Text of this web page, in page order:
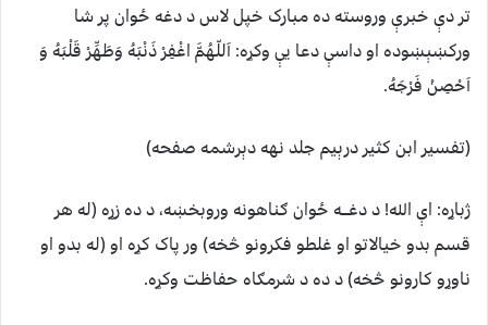
تر دې خبرې وروسته ده مبارک خپل لاس د دغه ځوان پر شا
ورکښېښوده او داسې دعا يې وکړه: اَللّهُمَّ اغْفِرْ ذَنْبَهُ وَطَهِّرْ قَلْبَهُ وَ
اَحْصِنْ فَرْجَهُ.
(تفسير ابن کثير درېيم جلد نهه دېرشمه صفحه)
ژباړه: اې الله! د دغـــه ځوان ګناهونه وروبخښه، د ده زړه (له هر
قسم بدو خيالاتو او غلطو فکرونو څخه) ور پاک کړه او (له بدو او
ناوړو کارونو څخه) د ده د شرمګاه حفاظت وکړه.